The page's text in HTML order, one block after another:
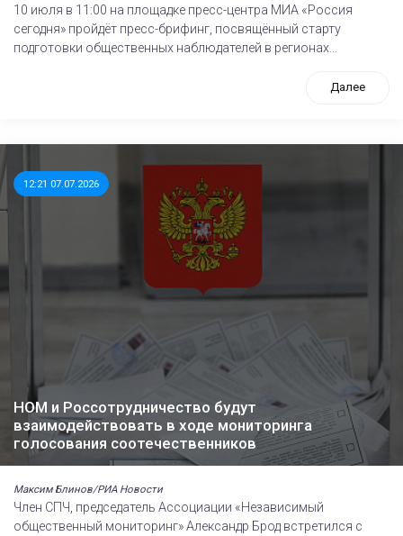
10 июля в 11:00 на площадке пресс-центра МИА «Россия
сегодня» пройдёт пресс-брифинг, посвящённый cтарту
подготовки общественных наблюдателей в регионах...
Далее
12:21 07.07.2026
НОМ и Россотрудничество будут
взаимодействовать в ходе мониторинга
голосования соотечественников
Максим Блинов/РИА Новости
Член СПЧ, председатель Ассоциации «Независимый
общественный мониторинг» Александр Брод встретился с